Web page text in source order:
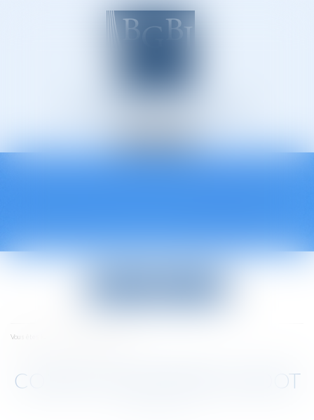
Avocats à Épinal
Vous êtes ici :
CONTACTER MAÎTRE GUIDOT